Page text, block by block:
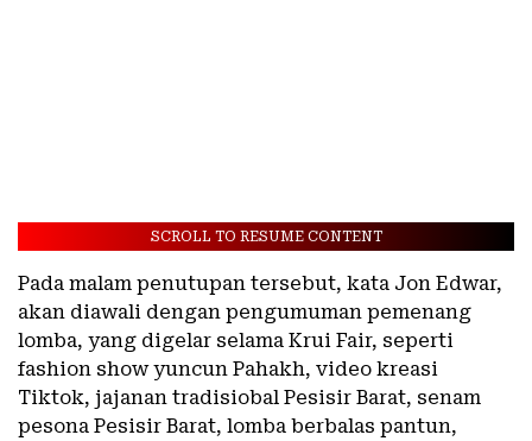
SCROLL TO RESUME CONTENT
Pada malam penutupan tersebut, kata Jon Edwar,
akan diawali dengan pengumuman pemenang
lomba, yang digelar selama Krui Fair, seperti
fashion show yuncun Pahakh, video kreasi
Tiktok, jajanan tradisiobal Pesisir Barat, senam
pesona Pesisir Barat, lomba berbalas pantun,